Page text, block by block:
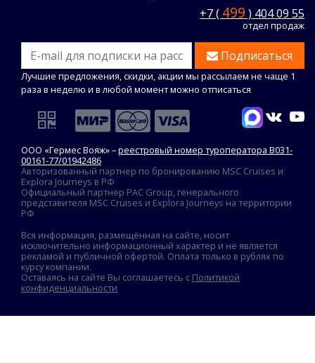
+7 ( 499 ) 404 09 55
отдел продаж
Подписаться
Лучшие предложения, скидки, акции мы рассылаем не чаще 1
раза в неделю и в любой момент можно отписаться
ООО «Гермес Вояж» –реестровый номер туроператора В031-
00161-77/01942486
Авторизованный партнер по бронированию MSC Cruises и
Explora Journeys в РФ
Официальный партнер PAC Group, генерального
представителя MSC Cruises и Explora Journeys на территории
РФ
Вся информация, размещённая на сайте, носит
исключительно информационный характер и не является
рекламой и публичной офертой. Оплата только в рублях по
курсу компании.
Оставаясь на сайте Вы соглашаетесь с Политикой
конфиденциальности